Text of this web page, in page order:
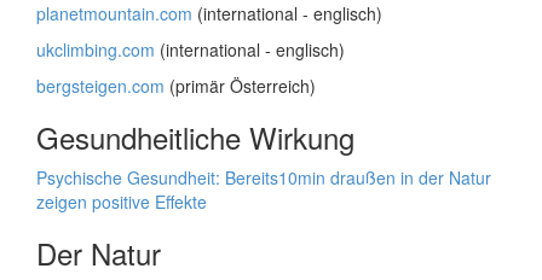
planetmountain.com (international - englisch)
ukclimbing.com (international - englisch)
bergsteigen.com (primär Österreich)
Gesundheitliche Wirkung
Psychische Gesundheit: Bereits10min draußen in der Natur
zeigen positive Effekte
Der Natur